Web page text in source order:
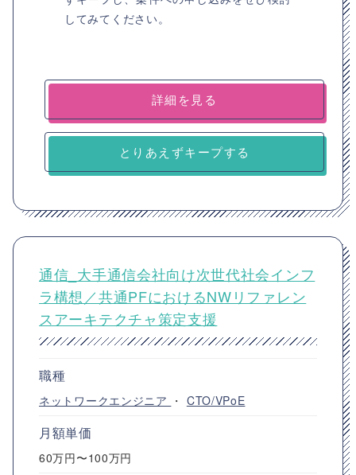
してみてください。
詳細を見る
とりあえずキープする
通信_大手通信会社向け次世代社会インフ
ラ構想／共通PFにおけるNWリファレン
スアーキテクチャ策定支援
職種
ネットワークエンジニア ・ CTO/VPoE
月額単価
60万円〜100万円